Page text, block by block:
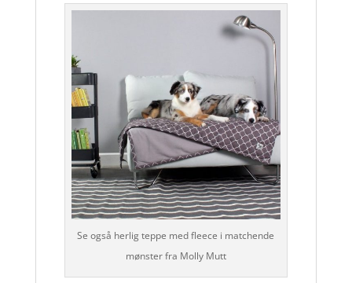
Se også herlig teppe med fleece i matchende
mønster fra Molly Mutt